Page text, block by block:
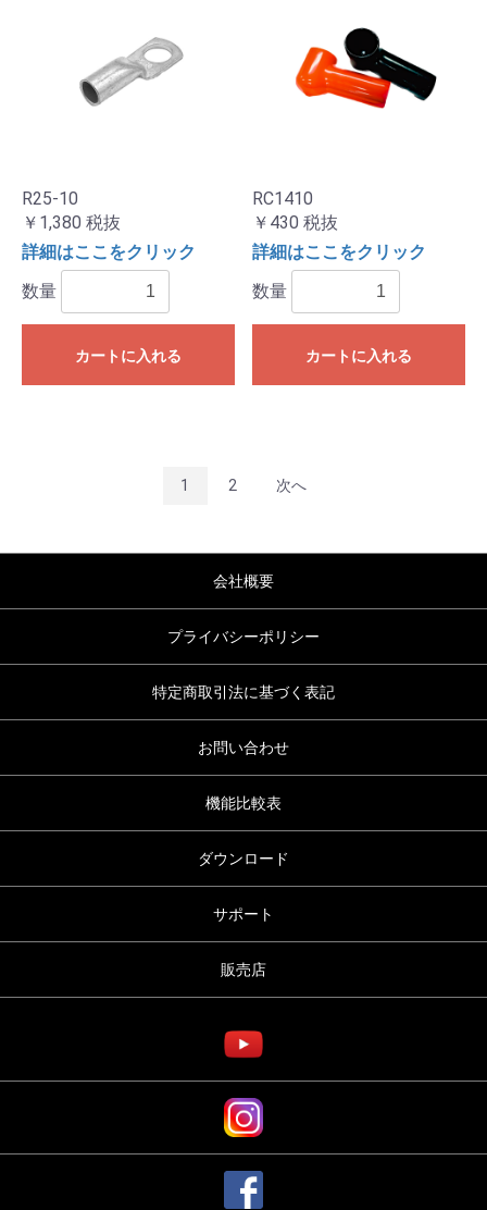
R25-10
￥1,380 税抜
詳細はここをクリック
数量
カートに入れる
RC1410
￥430 税抜
詳細はここをクリック
数量
カートに入れる
1 2 次へ
会社概要
プライバシーポリシー
特定商取引法に基づく表記
お問い合わせ
機能比較表
ダウンロード
サポート
販売店